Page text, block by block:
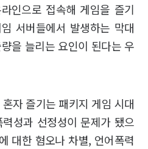
인으로 접속해 게임을 즐기
서버들에서 발생하는 막대
을 늘리는 요인이 된다는 우
자 즐기는 패키지 게임 시대
성과 선정성이 문제가 됐으
대한 혐오나 차별, 언어폭력